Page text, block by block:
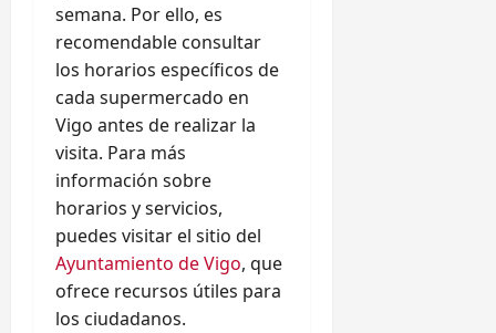
semana. Por ello, es
recomendable consultar
los horarios específicos de
cada supermercado en
Vigo antes de realizar la
visita. Para más
información sobre
horarios y servicios,
puedes visitar el sitio del
Ayuntamiento de Vigo, que
ofrece recursos útiles para
los ciudadanos.